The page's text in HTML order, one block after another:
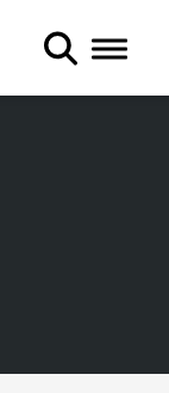
Toggle